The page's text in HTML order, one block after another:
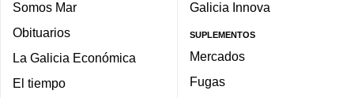
Somos Mar
Obituarios
La Galicia Económica
El tiempo
Galicia Innova
SUPLEMENTOS
Mercados
Fugas